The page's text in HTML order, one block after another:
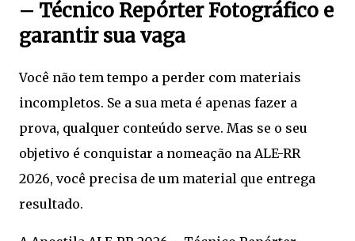
– Técnico Repórter Fotográfico e
garantir sua vaga
Você não tem tempo a perder com materiais
incompletos. Se a sua meta é apenas fazer a
prova, qualquer conteúdo serve. Mas se o seu
objetivo é conquistar a nomeação na ALE-RR
2026, você precisa de um material que entrega
resultado.